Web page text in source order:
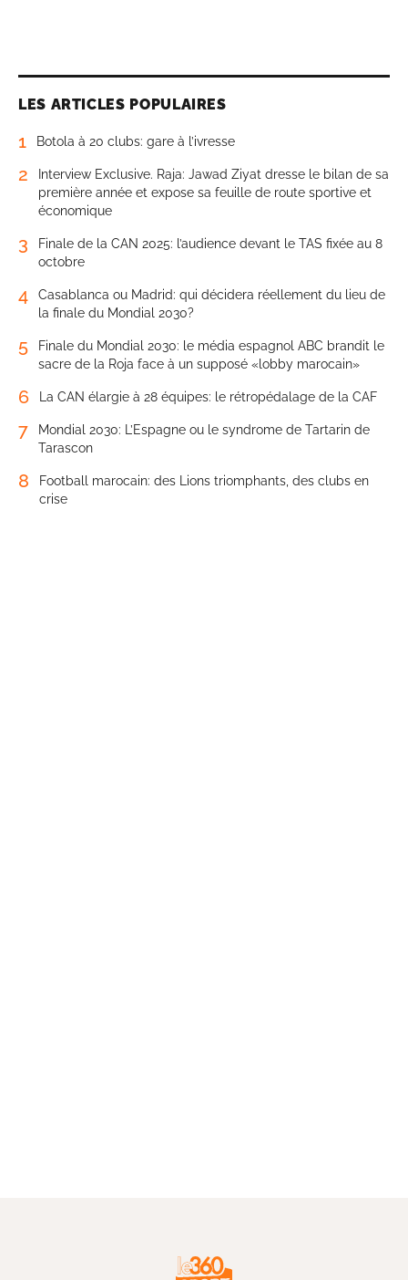
LES ARTICLES POPULAIRES
1 Botola à 20 clubs: gare à l’ivresse
2
Interview Exclusive. Raja: Jawad Ziyat dresse le bilan de sa
première année et expose sa feuille de route sportive et
économique
3
Finale de la CAN 2025: l’audience devant le TAS fixée au 8
octobre
4
Casablanca ou Madrid: qui décidera réellement du lieu de
la finale du Mondial 2030?
5
Finale du Mondial 2030: le média espagnol ABC brandit le
sacre de la Roja face à un supposé «lobby marocain»
6 La CAN élargie à 28 équipes: le rétropédalage de la CAF
7
Mondial 2030: L’Espagne ou le syndrome de Tartarin de
Tarascon
8
Football marocain: des Lions triomphants, des clubs en
crise